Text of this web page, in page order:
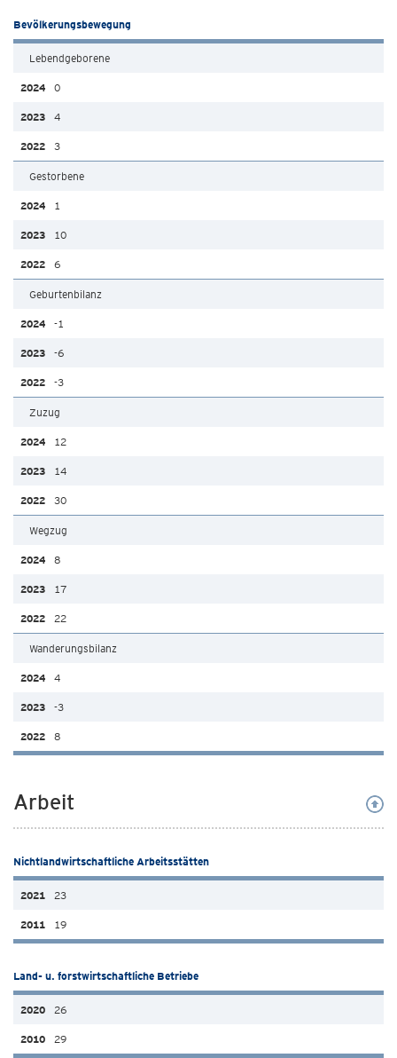
Bevölkerungsbewegung
Lebendgeborene
0
4
3
Gestorbene
1
10
6
Geburtenbilanz
-1
-6
-3
Zuzug
12
14
30
Wegzug
8
17
22
Wanderungsbilanz
4
-3
8
Arbeit
Nichtlandwirtschaftliche Arbeitsstätten
23
19
Land- u. forstwirtschaftliche Betriebe
26
29